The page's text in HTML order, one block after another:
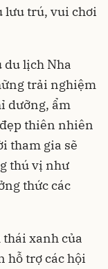
lưu trú, vui chơi
du lịch Nha
trải nghiệm
dưỡng, ẩm
thiên nhiên
tham gia sẽ
thú vị như
thức các
xanh của
hỗ trợ các hội